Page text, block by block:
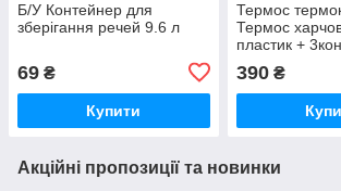
Б/У Контейнер для
зберігання речей 9.6 л
69 ₴
Купити
Термос
Термос
пластик +
390₴
Акційні пропозиції та новинки